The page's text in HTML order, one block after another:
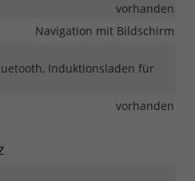
vorhanden
Navigation mit Bildschirm
Induktionsladen für
vorhanden